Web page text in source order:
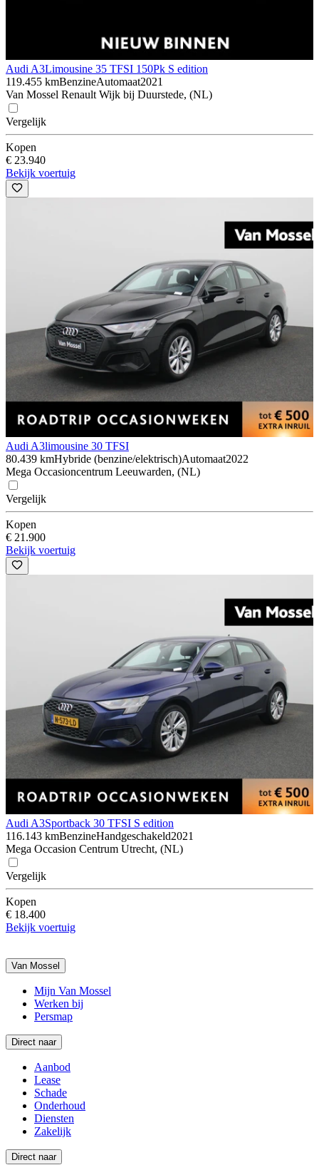
Audi A3Limousine 35 TFSI 150Pk S edition
119.455 kmBenzineAutomaat2021
Van Mossel Renault Wijk bij Duurstede, (NL)
Vergelijk
Kopen
€ 23.940
Bekijk voertuig
Audi A3limousine 30 TFSI
80.439 kmHybride (benzine/elektrisch)Automaat2022
Mega Occasioncentrum Leeuwarden, (NL)
Vergelijk
Kopen
€ 21.900
Bekijk voertuig
Audi A3Sportback 30 TFSI S edition
116.143 kmBenzineHandgeschakeld2021
Mega Occasion Centrum Utrecht, (NL)
Vergelijk
Kopen
€ 18.400
Bekijk voertuig
Van Mossel
Mijn Van Mossel
Werken bij
Persmap
Direct naar
Aanbod
Lease
Schade
Onderhoud
Diensten
Zakelijk
Direct naar